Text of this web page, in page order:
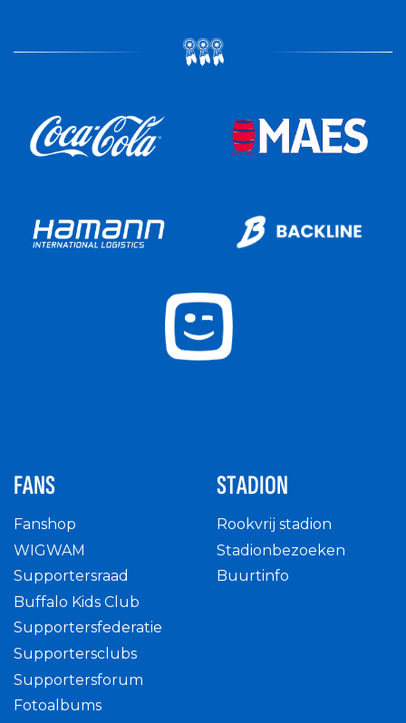
FANS
Fanshop
WIGWAM
Supportersraad
Buffalo Kids Club
Supportersfederatie
Supportersclubs
Supportersforum
Fotoalbums
STADION
Rookvrij stadion
Stadionbezoeken
Buurtinfo